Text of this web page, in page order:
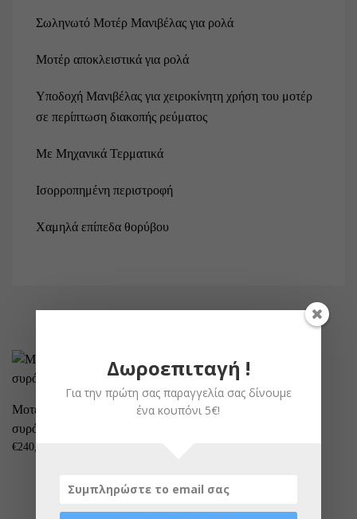
Σωληνωτό Μοτέρ Μανιβέλας για ρολά
Μοτέρ αποκλειστικά για ρολά
Υποδοχή Μανιβέλας για χειροκίνητη χρήση του μοτέρ
σε περίπτωση διακοπής ρεύματος
Με Μηχανικά Τερματικά
Ισορροπημένη περιστροφή
Χαμηλά επίπεδα θορύβου
Μοτέρ γκαραζόπορτας
συρόμενο Proteco Meko 8
€240,00
Μοτέρ ED-ASTER 3
€161,00
Δωροεπιταγή !
Για την πρώτη σας παραγγελία σας δίνουμε
ένα κουπόνι 5€!